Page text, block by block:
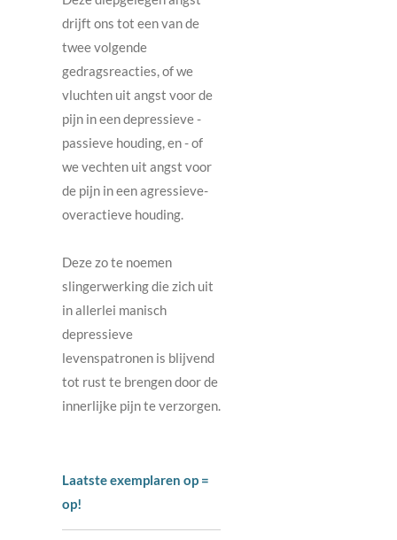
drijft ons tot een van de
twee volgende
gedragsreacties, of we
vluchten uit angst voor de
pijn in een depressieve -
passieve houding, en - of
we vechten uit angst voor
de pijn in een agressieve-
overactieve houding.
Deze zo te noemen
slingerwerking die zich uit
in allerlei manisch
depressieve
levenspatronen is blijvend
tot rust te brengen door de
innerlijke pijn te verzorgen.
Laatste exemplaren op =
op!